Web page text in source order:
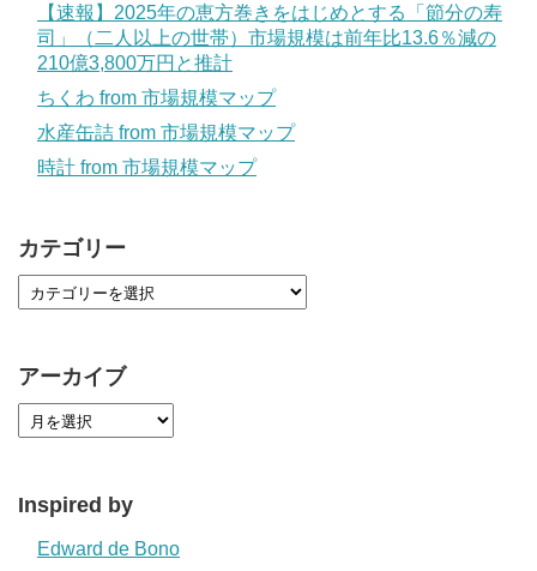
【速報】2025年の恵方巻きをはじめとする「節分の寿
司」（二人以上の世帯）市場規模は前年比13.6％減の
210億3,800万円と推計
ちくわ from 市場規模マップ
水産缶詰 from 市場規模マップ
時計 from 市場規模マップ
カテゴリー
アーカイブ
Inspired by
Edward de Bono